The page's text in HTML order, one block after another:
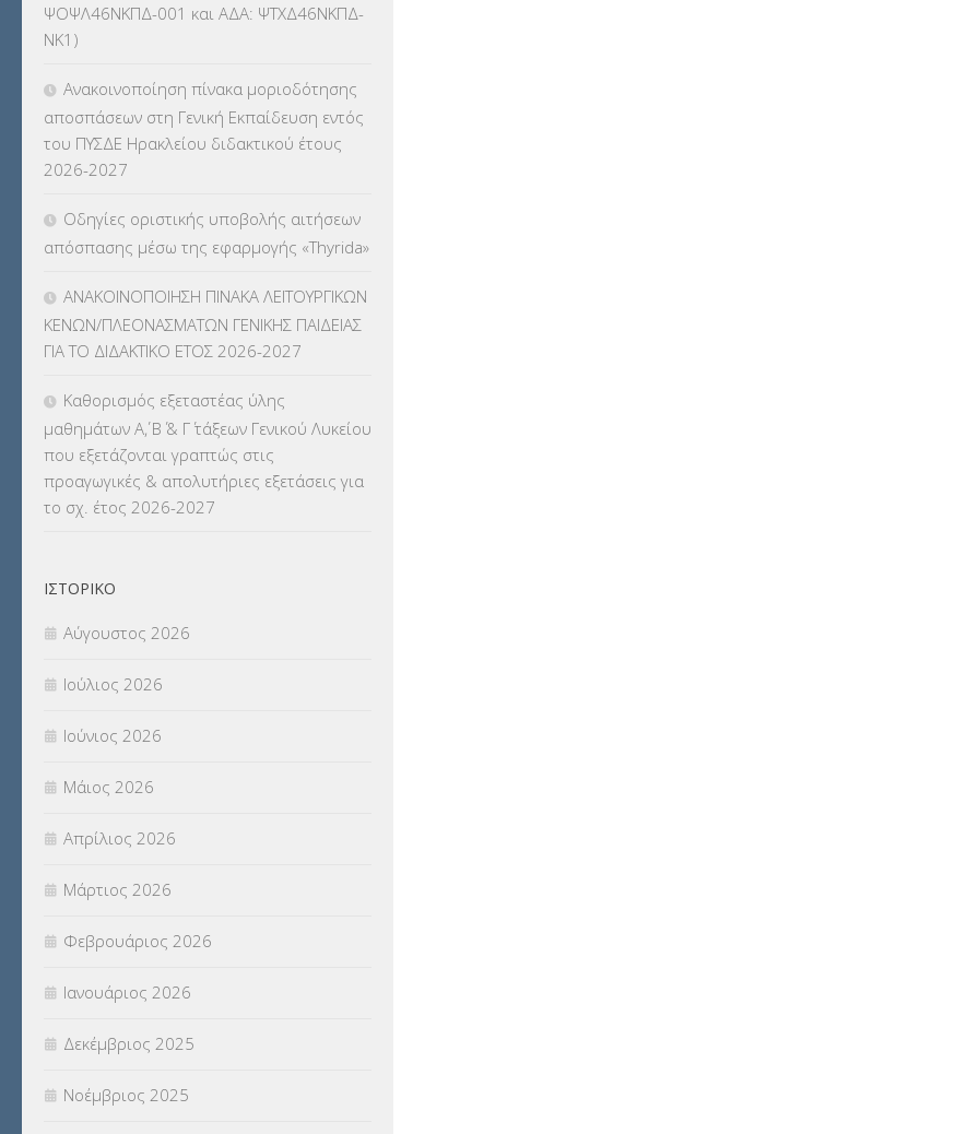
ΚΕΣΥΠ(109)
ΓΛΩΣΣΟΜΑΘΕΙΑΣ(135)
ΚΠπ- ΚΡΑΤΙΚΟ ΠΙΣΤΟΠΟΙΗΤΙΚΟ
ΠΛΗΡΟΦΟΡΙΚΗΣ
ΛΟΙΠΑ(309)
ΜΕΤΑΘΕΣΕΙΣ-ΤΟΠΟΘΕΤΗΣΕΙΣ
ΒΕΛΤΙΩΣΕΙΣ(319)
ΜΕΤΑΤΑΞΕΙΣ(87)
ΜΕΤΑΦΟΡΑ ΜΑΘΗΤΩΝ(3)
ΝΟΜΟΘΕΣΙΑ(66)
(18)
ΣΥΝΤΑΞΕΙΣ(12)
ΣΧΟΛΙΚΟΙ ΣΥΜΒΟΥΛΟΙ
ΥΠΕΡΑΡΙΘΜΟΙ(1)
ΨΟΨΛ46ΝΚΠΔ-001 και ΑΔΑ: ΨΤΧΔ46ΝΚΠΔ-
ΝΚ1)
Ανακοινοποίηση πίνακα μοριοδότησης
αποσπάσεων στη Γενική Εκπαίδευση εντός
του ΠΥΣΔΕ Ηρακλείου διδακτικού έτους
2026-2027
Οδηγίες οριστικής υποβολής αιτήσεων
απόσπασης μέσω της εφαρμογής «Thyrida»
ΑΝΑΚΟΙΝΟΠΟΙΗΣΗ ΠΙΝΑΚΑ ΛΕΙΤΟΥΡΓΙΚΩΝ
ΚΕΝΩΝ/ΠΛΕΟΝΑΣΜΑΤΩΝ ΓΕΝΙΚΗΣ ΠΑΙΔΕΙΑΣ
ΓΙΑ ΤΟ ΔΙΔΑΚΤΙΚΟ ΕΤΟΣ 2026-2027
Καθορισμός εξεταστέας ύλης
μαθημάτων Α΄, Β΄ & Γ΄ τάξεων Γενικού Λυκείου
που εξετάζονται γραπτώς στις
προαγωγικές & απολυτήριες εξετάσεις για
το σχ. έτος 2026-2027
ΙΣΤΟΡΙΚΌ
Αύγουστος 2026
Ιούλιος 2026
Ιούνιος 2026
Μάιος 2026
Απρίλιος 2026
Μάρτιος 2026
Φεβρουάριος 2026
Ιανουάριος 2026
Δεκέμβριος 2025
Νοέμβριος 2025